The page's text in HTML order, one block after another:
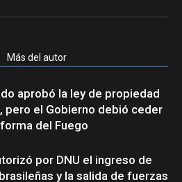
Más del autor
aprobó la ley de propiedad
pero el Gobierno debió ceder
del Fuego
por DNU el ingreso de
y la salida de fuerzas